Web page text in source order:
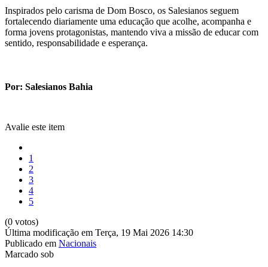
Inspirados pelo carisma de Dom Bosco, os Salesianos seguem
fortalecendo diariamente uma educação que acolhe, acompanha e
forma jovens protagonistas, mantendo viva a missão de educar com
sentido, responsabilidade e esperança.
Por: Salesianos Bahia
Avalie este item
1
2
3
4
5
(0 votos)
Última modificação em Terça, 19 Mai 2026 14:30
Publicado em Nacionais
Marcado sob